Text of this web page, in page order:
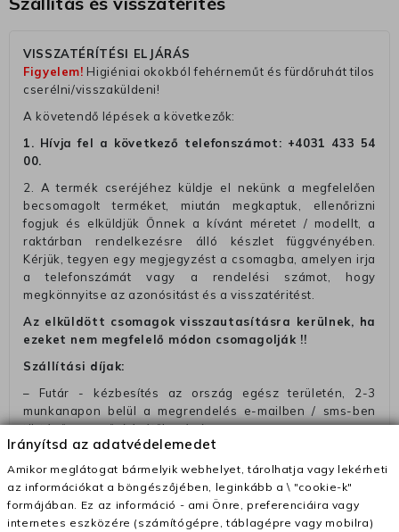
VISSZATÉRÍTÉSI ELJÁRÁS
Figyelem! Higiéniai okokból fehérneműt és fürdőruhát tilos
cserélni/visszaküldeni!
A követendő lépések a következők:
1. Hívja fel a következő telefonszámot: +4031 433 54
00.
2. A termék cseréjéhez küldje el nekünk a megfelelően
becsomagolt terméket, miután megkaptuk, ellenőrizni
fogjuk és elküldjük Önnek a kívánt méretet / modellt, a
raktárban rendelkezésre álló készlet függvényében.
Kérjük, tegyen egy megjegyzést a csomagba, amelyen irja
a telefonszámát vagy a rendelési számot, hogy
megkönnyitse az azonósitást és a visszatéritést.
Az elküldött csomagok visszautasításra kerülnek, ha
ezeket nem megfelelő módon csomagolják !!
Szállítási díjak:
– Futár - kézbesítés az ország egész területén, 2-3
munkanapon belül a megrendelés e-mailben / sms-ben
történő megerősítésétől számítva
– Szállítás 1700 Ft (+400 Ft utánvéttel)
– Ingyenes szállítás 31600 Ft feletti megrendeléseknél
(+400 Ft utánvétte)
– A kapott termék cseréjéért 3780 Ft szállítási díjat
Irányítsd az adatvédelemedet
Amikor meglátogat bármelyik webhelyet, tárolhatja vagy lekérheti
az információkat a böngészőjében, leginkább a \ "cookie-k"
formájában. Ez az információ - ami Önre, preferenciáira vagy
internetes eszközére (számítógépre, táblagépre vagy mobilra)